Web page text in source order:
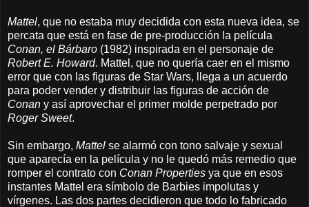
Mattel, que no estaba muy decidida con esta nueva idea, se
percata que está en fase de pre-producción la película
Conan, el Bárbaro (1982) inspirada en el personaje de
Robert E. Howard. Mattel, que no quería caer en el mismo
error que con las figuras de Star Wars, llega a un acuerdo
para poder vender y distribuir las figuras de acción de
Conan y así aprovechar el primer molde perpetrado por
Roger Sweet.
Sin embargo, Mattel se alarmó con tono salvaje y sexual
que aparecía en la película y no le quedó más remedio que
romper el contrato con Conan Properties ya que en esos
instantes Mattel era símbolo de Barbies impolutas y
vírgenes. Las dos partes decidieron que todo lo fabricado